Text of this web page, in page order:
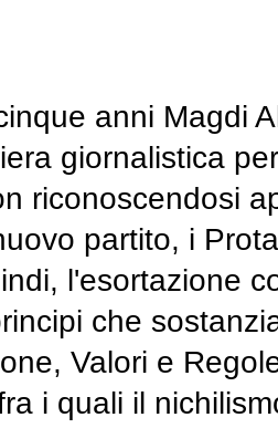
anni Magdi
giornalistica
riconoscendosi
partito, i
l'esortazione
che
Valori e
i quali il